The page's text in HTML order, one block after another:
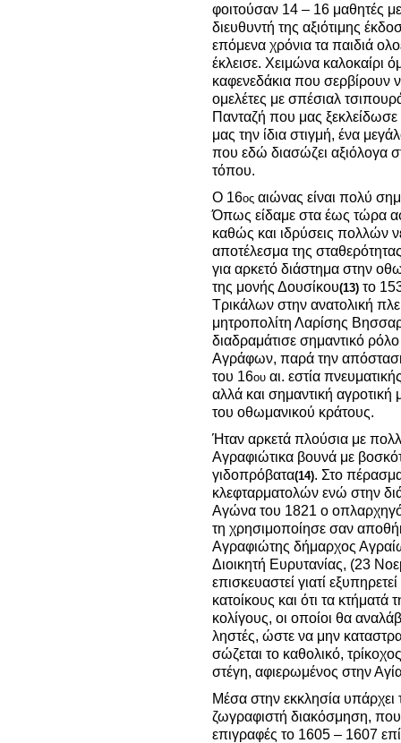
φοιτούσαν 14 – 16 μαθητές
διευθυντή της αξιότιμης
επόμενα χρόνια τα παιδιά
έκλεισε. Χειμώνα καλοκαίρι
καφενεδάκια που σερβίρουν
ομελέτες με σπέσιαλ
Πανταζή που μας ξεκλείδωσε
μας την ίδια στιγμή, ένα
που εδώ διασώζει αξιόλογα
τόπου.
Ο 16ος αιώνας είναι πολύ
Όπως είδαμε στα έως τώρα
καθώς και ιδρύσεις πολλών
αποτέλεσμα της
για αρκετό διάστημα στην
της μονής Δουσίκου(13) το
Τρικάλων στην ανατολική
μητροπολίτη Λαρίσης
διαδραμάτισε σημαντικό
Αγράφων, παρά την
του 16ου αι. εστία
αλλά και σημαντική
του οθωμανικού κράτους.
Ήταν αρκετά πλούσια με
Αγραφιώτικα βουνά με
γιδοπρόβατα(14). Στο
κλεφταρματολών ενώ στην
Αγώνα του 1821 ο
τη χρησιμοποίησε σαν
Αγραφιώτης δήμαρχος
Διοικητή Ευρυτανίας, (23
επισκευαστεί γιατί
κατοίκους και ότι τα
κολίγους, οι οποίοι θα
ληστές, ώστε να μην
σώζεται το καθολικό,
στέγη, αφιερωμένος στην
Μέσα στην εκκλησία υπάρχει
ζωγραφιστή διακόσμηση,
επιγραφές το 1605 – 1607